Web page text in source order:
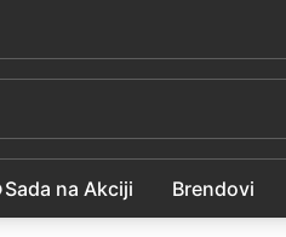
Sada na Akciji Brendovi